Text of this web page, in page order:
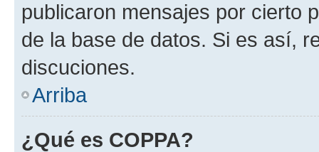
publicaron mensajes por cierto
de la base de datos. Si es así,
discuciones.
Arriba
¿Qué es COPPA?